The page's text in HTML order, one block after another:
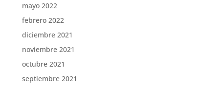
mayo 2022
febrero 2022
diciembre 2021
noviembre 2021
octubre 2021
septiembre 2021